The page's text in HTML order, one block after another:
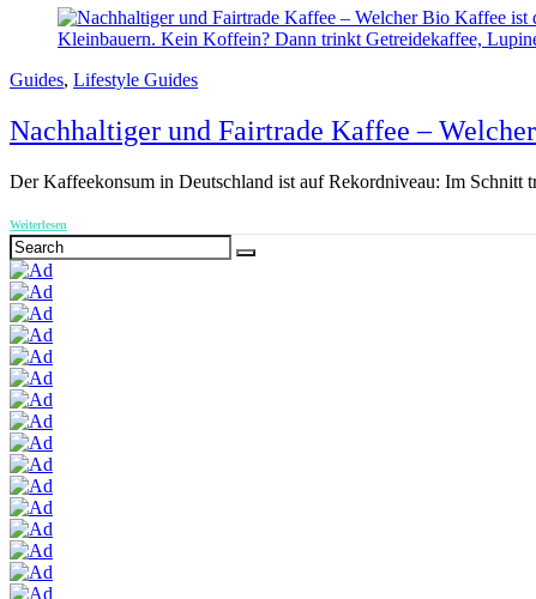
Guides, Lifestyle Guides
Nachhaltiger und Fairtrade Kaffee –
Der Kaffeekonsum in Deutschland ist auf Rekordniveau: Im
Weiterlesen